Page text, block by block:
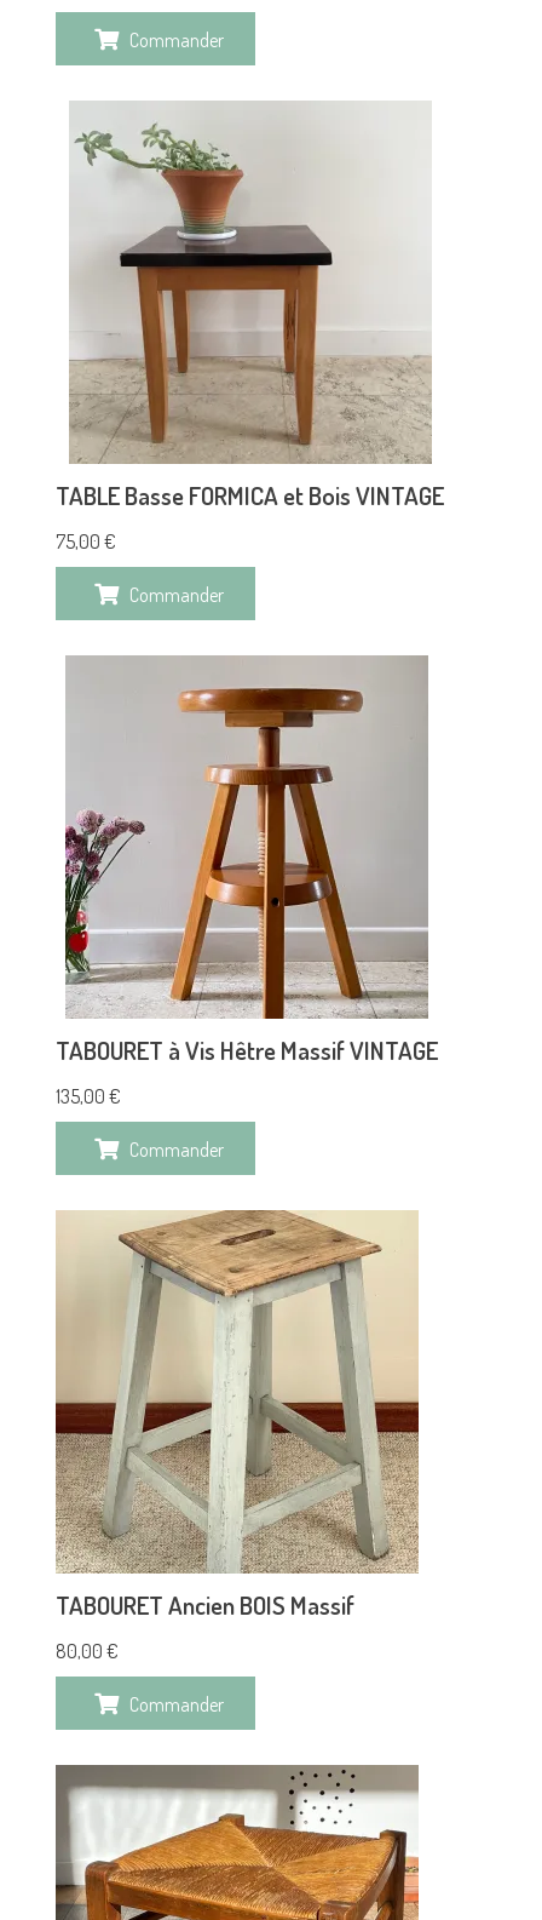
Commander
TABLE Basse FORMICA et Bois VINTAGE
75,00 €
Commander
TABOURET à Vis Hêtre Massif VINTAGE
135,00 €
Commander
TABOURET Ancien BOIS Massif
80,00 €
Commander